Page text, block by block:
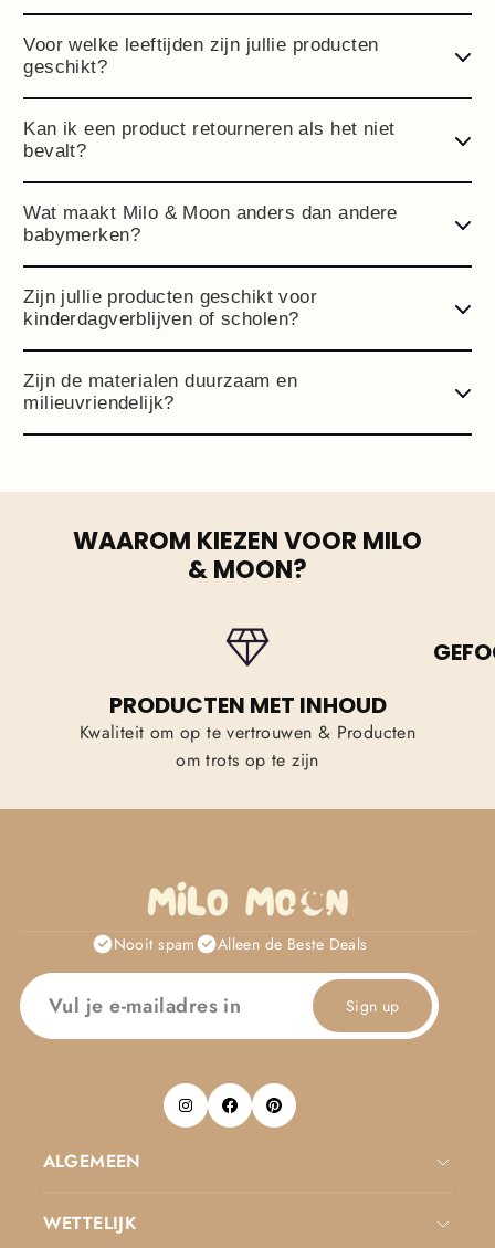
Voor welke leeftijden zijn jullie producten
geschikt?
Kan ik een product retourneren als het niet
bevalt?
Wat maakt Milo & Moon anders dan andere
babymerken?
Zijn jullie producten geschikt voor
kinderdagverblijven of scholen?
Zijn de materialen duurzaam en
milieuvriendelijk?
WAAROM KIEZEN VOOR MILO
& MOON?
PRODUCTEN MET INHOUD
Kwaliteit om op te vertrouwen & Producten
om trots op te zijn
Nooit spam Alleen de Beste Deals
Sign up
ALGEMEEN
WETTELIJK